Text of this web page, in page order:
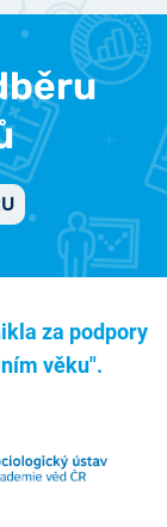
za podpory
věku".